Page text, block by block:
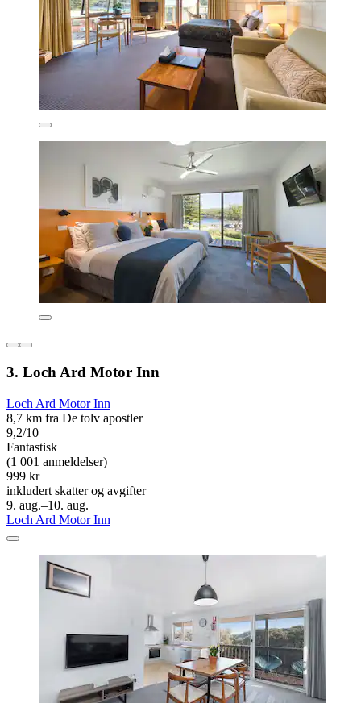
3. Loch Ard Motor Inn
Loch Ard Motor Inn
8,7 km fra De tolv apostler
9,2/10
Fantastisk
(1 001 anmeldelser)
999 kr
inkludert skatter og avgifter
9. aug.–10. aug.
Loch Ard Motor Inn